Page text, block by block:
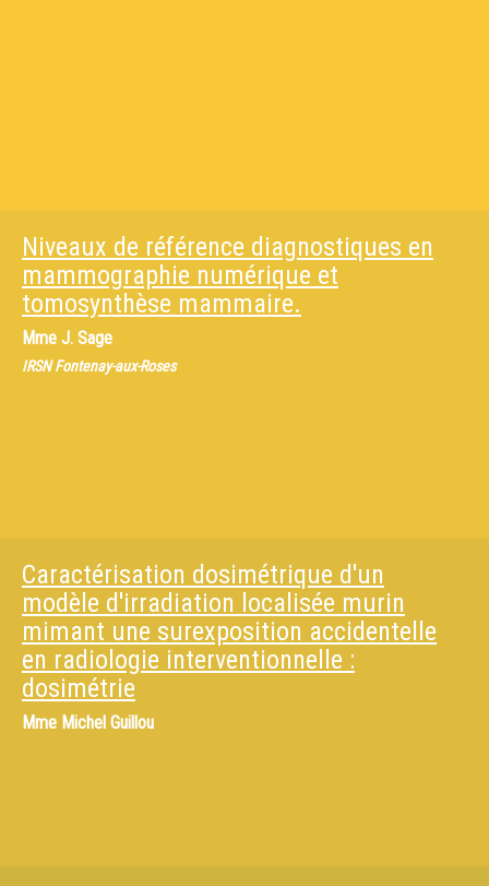
Niveaux de référence diagnostiques en
mammographie numérique et
tomosynthèse mammaire.
Mme J. Sage
IRSN Fontenay-aux-Roses
Caractérisation dosimétrique d'un
modèle d'irradiation localisée murin
mimant une surexposition accidentelle
en radiologie interventionnelle :
dosimétrie
Mme Michel Guillou